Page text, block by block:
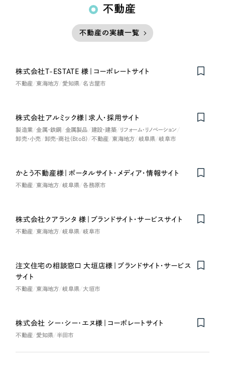
不動産
不動産の実績一覧
株式会社T-ESTATE 様｜コーポレートサイト
不動産 東海地方 愛知県 名古屋市
株式会社アルミック様｜求人・採用サイト
製造業 金属・鉄鋼 金属製品 建設・建築
リフォーム・リノベーション
卸売・小売
卸売・商社（BtoB） 不動産 東海地方 岐阜県 岐阜市
かとう不動産様｜ポータルサイト・メディア・情報サイト
不動産 東海地方 岐阜県 各務原市
株式会社クアランタ 様｜ブランドサイト・サービスサイト
不動産 東海地方 岐阜県 岐阜市
注文住宅の相談窓口 大垣店様｜ブランドサイト・サービス
サイト
不動産 東海地方 岐阜県 大垣市
株式会社 シー･シー･エヌ様｜コーポレートサイト
不動産 愛知県 半田市